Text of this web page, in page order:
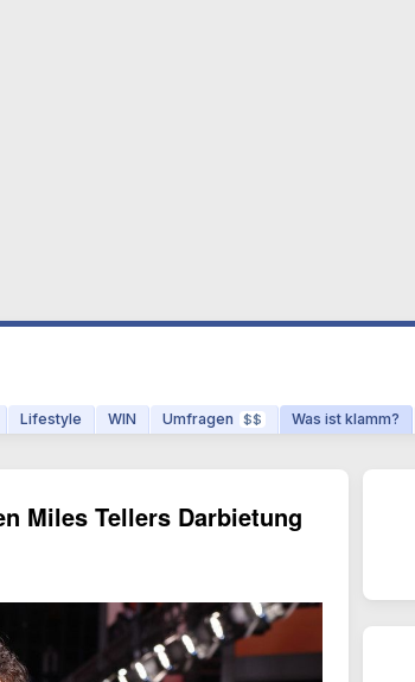
Lifestyle WIN Umfragen $$ Was ist klamm?
Miles Tellers Darbietung